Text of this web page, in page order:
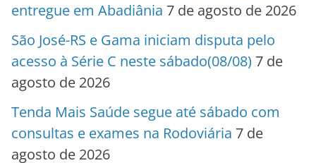
entregue em Abadiânia 7 de agosto de 2026
São José-RS e Gama iniciam disputa pelo
acesso à Série C neste sábado(08/08) 7 de
agosto de 2026
Tenda Mais Saúde segue até sábado com
consultas e exames na Rodoviária 7 de
agosto de 2026